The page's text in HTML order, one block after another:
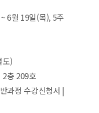
6월 19일(목), 5주
)
층 209호
과정 수강신청서 |